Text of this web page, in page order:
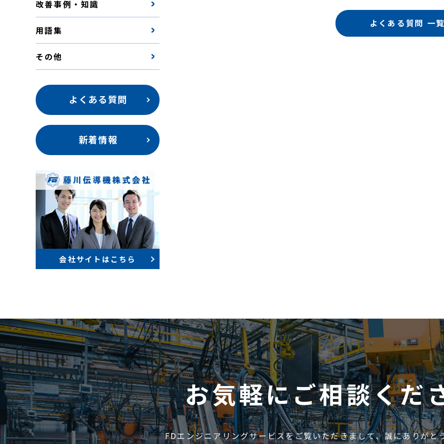
よくある質問 一
改善事例・知識
用語集
その他
よくある質問
新着情報
会社サイトはこちら
お気軽にご相談くだ
FDエンジニアリングサービスをご覧いただきまして、誠にありがと